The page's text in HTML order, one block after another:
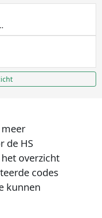
de HS
overzicht
codes
kunnen